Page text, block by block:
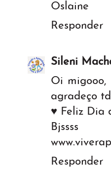
Oslaine
Responder
Sileni
Oi migooo,
agradeço
♥ Feliz Dia
Bjssss
Responder